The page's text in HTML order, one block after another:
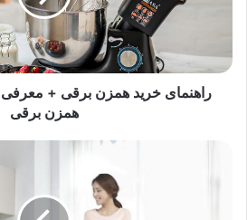
راهنمای خرید همزن برقی +
همزن برقی